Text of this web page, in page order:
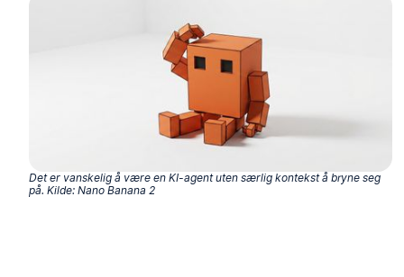
Det er vanskelig å være en KI-agent uten særlig kontekst å bryne seg
på. Kilde: Nano Banana 2